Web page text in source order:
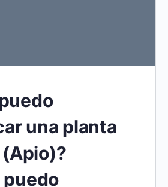
una planta
puedo